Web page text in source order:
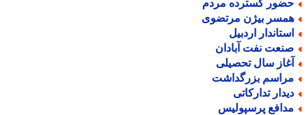
گسترده مردم
بیژن مرتضوی
اردبیل
نفت آبادان
سال تحصیلی
بزرگداشت
تدارکاتی
پرسپولیس